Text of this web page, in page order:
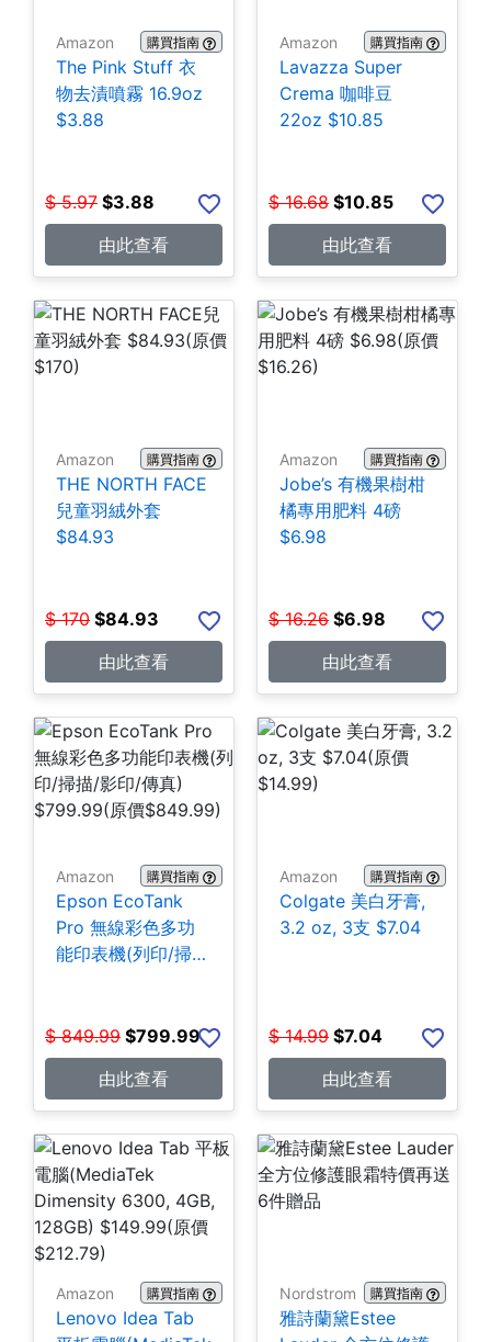
Amazon 購買指南
The Pink Stuff 衣
物去漬噴霧 16.9oz
$3.88
$ 5.97 $3.88
由此查看
Amazon 購買指南
Lavazza Super
Crema 咖啡豆
22oz $10.85
$ 16.68 $10.85
由此查看
Amazon 購買指南
THE NORTH FACE
兒童羽絨外套
$84.93
$ 170 $84.93
由此查看
Amazon 購買指南
Jobe’s 有機果樹柑
橘專用肥料 4磅
$6.98
$ 16.26 $6.98
由此查看
Amazon 購買指南
Epson EcoTank
Pro 無線彩色多功
能印表機(列印/掃
$ 849.99 $799.99
由此查看
Amazon 購買指南
Colgate 美白牙膏,
3.2 oz, 3支 $7.04
$ 14.99 $7.04
由此查看
Amazon 購買指南
Lenovo Idea Tab
Nordstrom 購買指南
雅詩蘭黛Estee